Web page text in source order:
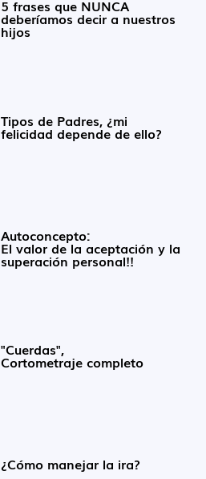
5 frases que NUNCA
deberíamos decir a nuestros
hijos
Tipos de Padres, ¿mi
felicidad depende de ello?
Autoconcepto:
El valor de la aceptación y la
superación personal!!
"Cuerdas",
Cortometraje completo
¿Cómo manejar la ira?